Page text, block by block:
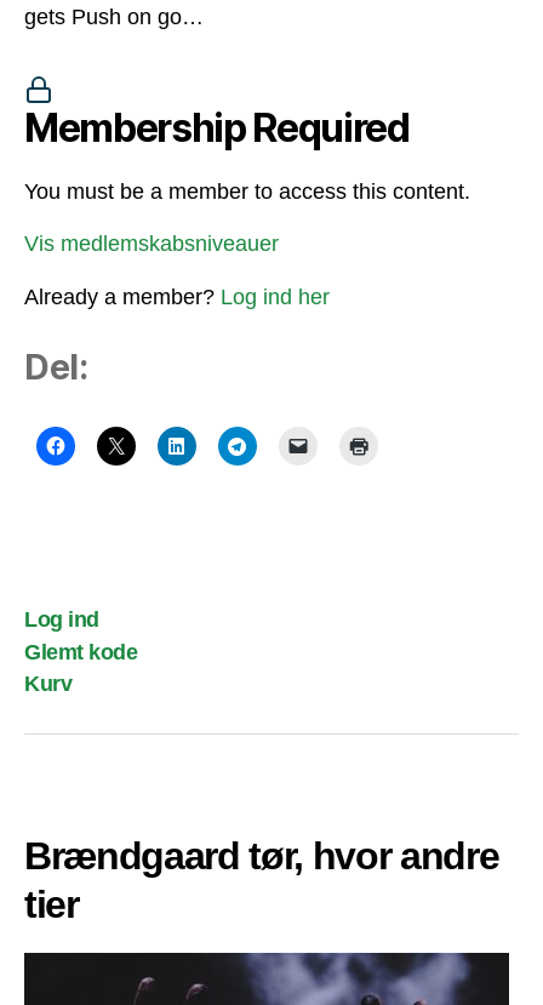
gets Push on go…
Membership Required
You must be a member to access this content.
Vis medlemskabsniveauer
Already a member? Log ind her
Del:
Log ind
Glemt kode
Kurv
Brændgaard tør, hvor andre
tier